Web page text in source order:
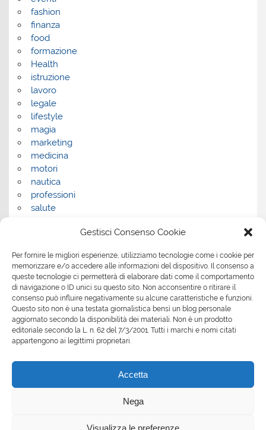
Gestisci Consenso Cookie
Per fornire le migliori esperienze, utilizziamo tecnologie come i cookie per
memorizzare e/o accedere alle informazioni del dispositivo. Il consenso a
queste tecnologie ci permetterà di elaborare dati come il comportamento
di navigazione o ID unici su questo sito. Non acconsentire o ritirare il
consenso può influire negativamente su alcune caratteristiche e funzioni.
Questo sito non è una testata giornalistica bensì un blog personale
aggiornato secondo la disponibilità dei materiali. Non è un prodotto
editoriale secondo la L. n. 62 del 7/3/2001. Tutti i marchi e nomi citati
appartengono ai legittimi proprietari.
Accetta
Nega
Visualizza le preferenze
fashion
finanza
food
formazione
Health
istruzione
lavoro
legale
lifestyle
magia
marketing
medicina
motori
nautica
professioni
salute
servizi per le aziende
shopping
sport
Tech
tecnologia
travel
Uncategorized
wedding